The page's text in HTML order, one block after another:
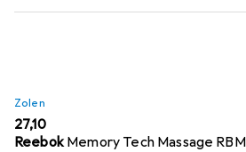
Zolen
EUR
27,10
Reebok Memory Tech Massage